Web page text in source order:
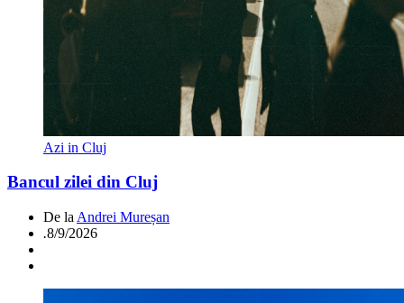
Azi in Cluj
Bancul zilei din Cluj
De la Andrei Mureșan
.8/9/2026